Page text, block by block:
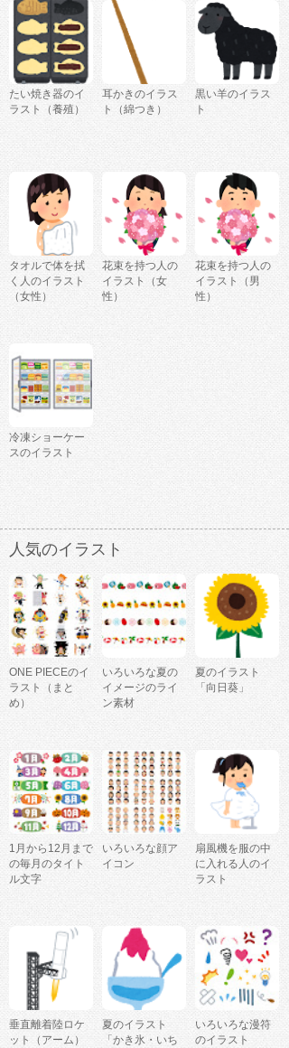
たい焼き器のイ
ラスト（養殖）
耳かきのイラス
ト（綿つき）
黒い羊のイラス
ト
タオルで体を拭
く人のイラスト
（女性）
花束を持つ人の
イラスト（女
性）
花束を持つ人の
イラスト（男
性）
冷凍ショーケー
スのイラスト
人気のイラスト
ONE PIECEのイ
ラスト（まと
め）
いろいろな夏の
イメージのライ
ン素材
夏のイラスト
「向日葵」
1月から12月まで
の毎月のタイト
ル文字
いろいろな顔ア
イコン
扇風機を服の中
に入れる人のイ
ラスト
垂直離着陸ロケ
ット（アーム）
夏のイラスト
「かき氷・いち
いろいろな漫符
のイラスト